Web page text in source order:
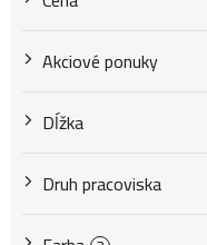
o
d
Akciové ponuky
Dĺžka
Druh pracoviska